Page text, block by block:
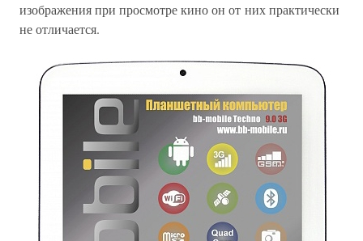
изображения при просмотре кино он от них практически
не отличается.